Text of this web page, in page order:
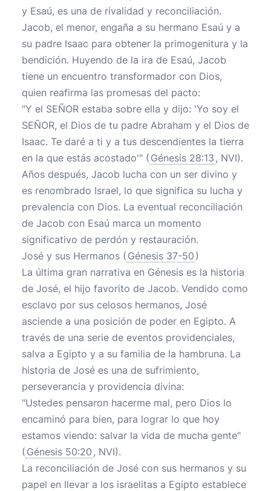
y Esaú, es una de rivalidad y reconciliación.
Jacob, el menor, engaña a su hermano Esaú y a
su padre Isaac para obtener la primogenitura y la
bendición. Huyendo de la ira de Esaú, Jacob
tiene un encuentro transformador con Dios,
quien reafirma las promesas del pacto:
"Y el SEÑOR estaba sobre ella y dijo: 'Yo soy el
SEÑOR, el Dios de tu padre Abraham y el Dios de
Isaac. Te daré a ti y a tus descendientes la tierra
en la que estás acostado'" ( Génesis 28:13 , NVI).
Años después, Jacob lucha con un ser divino y
es renombrado Israel, lo que significa su lucha y
prevalencia con Dios. La eventual reconciliación
de Jacob con Esaú marca un momento
significativo de perdón y restauración.
José y sus Hermanos ( Génesis 37-50 )
La última gran narrativa en Génesis es la historia
de José, el hijo favorito de Jacob. Vendido como
esclavo por sus celosos hermanos, José
asciende a una posición de poder en Egipto. A
través de una serie de eventos providenciales,
salva a Egipto y a su familia de la hambruna. La
historia de José es una de sufrimiento,
perseverancia y providencia divina:
"Ustedes pensaron hacerme mal, pero Dios lo
encaminó para bien, para lograr lo que hoy
estamos viendo: salvar la vida de mucha gente"
( Génesis 50:20 , NVI).
La reconciliación de José con sus hermanos y su
papel en llevar a los israelitas a Egipto establece